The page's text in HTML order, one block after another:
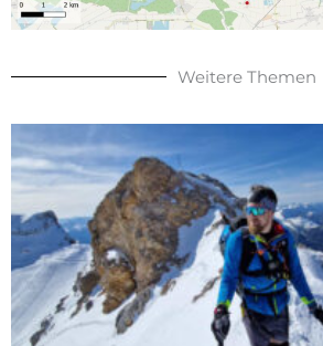
Weitere Themen